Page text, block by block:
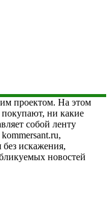
проектом. На этом
покупают, ни какие
собой ленту
искажения,
новостей